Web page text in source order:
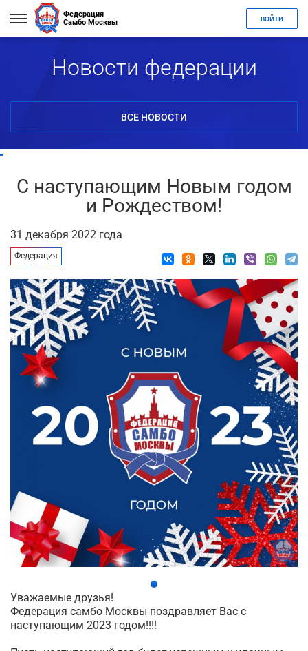
Федерация
Самбо Москвы
ВОЙТИ
Новости федерации
ВСЕ НОВОСТИ
С наступающим Новым годом
и Рождеством!
31 декабря 2022 года
Федерация
Уважаемые друзья!
Федерация самбо Москвы поздравляет Вас с
наступающим 2023 годом!!!!